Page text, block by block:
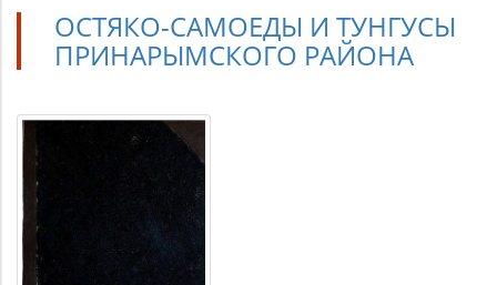
ОСТЯКО-САМОЕДЫ И ТУНГУСЫ
ПРИНАРЫМСКОГО РАЙОНА